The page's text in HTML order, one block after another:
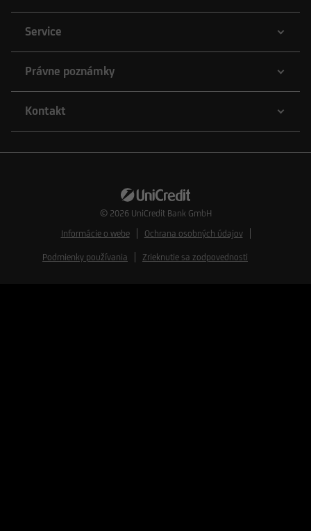
Service
Právne poznámky
Kontakt
© 2026 UniCredit Bank GmbH
Informácie o webe
Ochrana osobných údajov
Podmienky používania Zrieknutie sa zodpovednosti